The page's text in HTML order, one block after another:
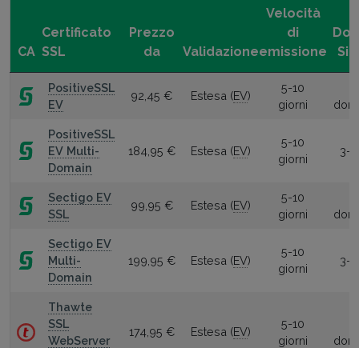
CA
Certificato
SSL
Prezzo
da
Validazione
Velocità
di
emissione
PositiveSSL
EV
92,45 € Estesa (EV)
5-10
giorni
PositiveSSL
EV Multi-
Domain
184,95 € Estesa (EV)
5-10
giorni
3-
Sectigo EV
SSL
99,95 € Estesa (EV)
5-10
giorni
Sectigo EV
Multi-
Domain
199,95 € Estesa (EV)
5-10
giorni
3-
Thawte
SSL
WebServer
174,95 € Estesa (EV)
5-10
giorni